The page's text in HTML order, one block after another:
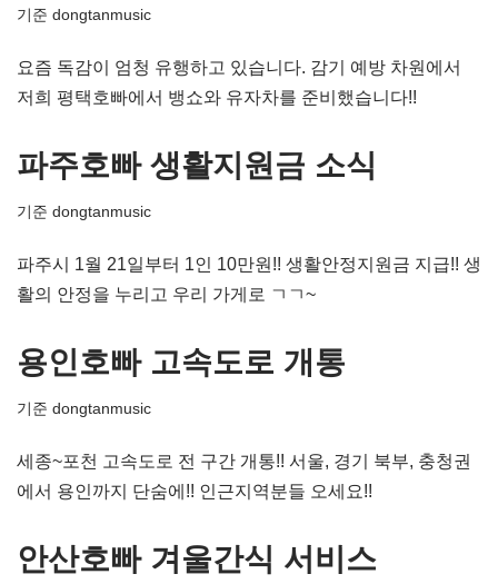
기준 dongtanmusic
요즘 독감이 엄청 유행하고 있습니다. 감기 예방 차원에서
저희 평택호빠에서 뱅쇼와 유자차를 준비했습니다!!
파주호빠 생활지원금 소식
기준 dongtanmusic
파주시 1월 21일부터 1인 10만원!! 생활안정지원금 지급!! 생
활의 안정을 누리고 우리 가게로 ㄱㄱ~
용인호빠 고속도로 개통
기준 dongtanmusic
세종~포천 고속도로 전 구간 개통!! 서울, 경기 북부, 충청권
에서 용인까지 단숨에!! 인근지역분들 오세요!!
안산호빠 겨울간식 서비스